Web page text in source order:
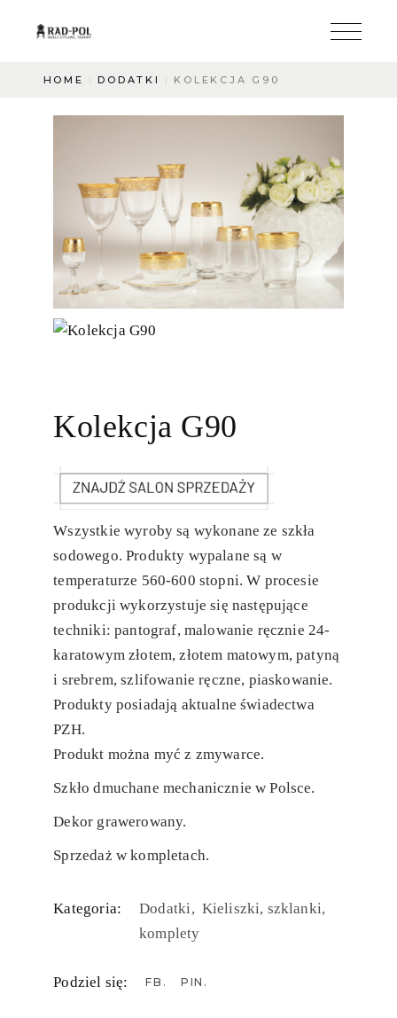
HOME DODATKI KOLEKCJA G90
Kolekcja G90
Wszystkie wyroby są wykonane ze szkła
sodowego. Produkty wypalane są w
temperaturze 560-600 stopni. W procesie
produkcji wykorzystuje się następujące
techniki: pantograf, malowanie ręcznie 24-
karatowym złotem, złotem matowym, patyną
i srebrem, szlifowanie ręczne, piaskowanie.
Produkty posiadają aktualne świadectwa
PZH.
Produkt można myć z zmywarce.
Szkło dmuchane mechanicznie w Polsce.
Dekor grawerowany.
Sprzedaż w kompletach.
Kategoria: Dodatki Kieliszki, szklanki,
komplety
Podziel się: FB PIN